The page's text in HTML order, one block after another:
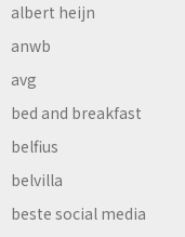
albert heijn
anwb
avg
bed and breakfast
belfius
belvilla
beste social media